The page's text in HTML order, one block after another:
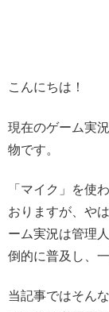
こんにちは！
現在のゲーム実
物です。
「マイク」を使
おりますが、や
ーム実況は管理
倒的に普及し、
当記事ではそん